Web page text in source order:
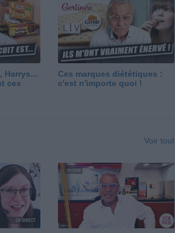
Harrys...
ces
Ces marques diététiques :
c'est n'importe quoi !
Voir tout